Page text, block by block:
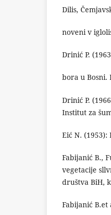
Dilis,
noveni v
Drinić P.
bora u Bosni.
Drinić P.
Institut za
Eić N.
Fabijanić B.,
vegetacije
društva BiH,
Fabijanić B.et